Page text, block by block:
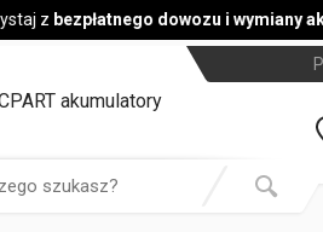
zbezpłatnego dowozu i wymiany